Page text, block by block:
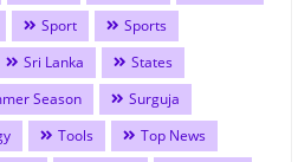
Sport
Sports
Sri Lanka
States
Season
Surguja
Tools
Top News